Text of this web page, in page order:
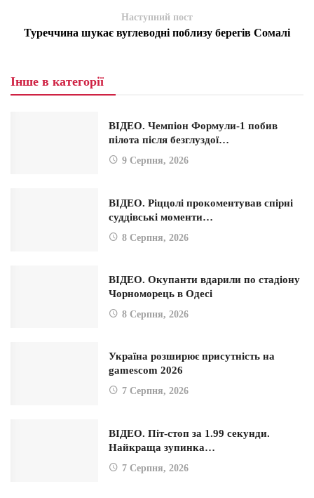
Наступний пост
Туреччина шукає вуглеводні поблизу берегів Сомалі
Інше в категорії
ВІДЕО. Чемпіон Формули-1 побив
пілота після безглуздої…
9 Серпня, 2026
ВІДЕО. Ріццолі прокоментував спірні
суддівські моменти…
8 Серпня, 2026
ВІДЕО. Окупанти вдарили по стадіону
Чорноморець в Одесі
8 Серпня, 2026
Україна розширює присутність на
gamescom 2026
7 Серпня, 2026
ВІДЕО. Піт-стоп за 1.99 секунди.
Найкраща зупинка…
7 Серпня, 2026